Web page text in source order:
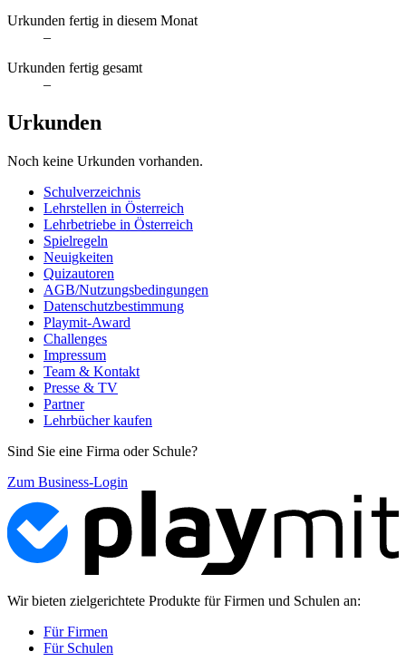
Urkunden fertig in diesem Monat
–
Urkunden fertig gesamt
–
Urkunden
Noch keine Urkunden vorhanden.
Schulverzeichnis
Lehrstellen in Österreich
Lehrbetriebe in Österreich
Spielregeln
Neuigkeiten
Quizautoren
AGB/Nutzungsbedingungen
Datenschutzbestimmung
Playmit-Award
Challenges
Impressum
Team & Kontakt
Presse & TV
Partner
Lehrbücher kaufen
Sind Sie eine Firma oder Schule?
Zum Business-Login
Wir bieten zielgerichtete Produkte für Firmen und Schulen an:
Für Firmen
Für Schulen